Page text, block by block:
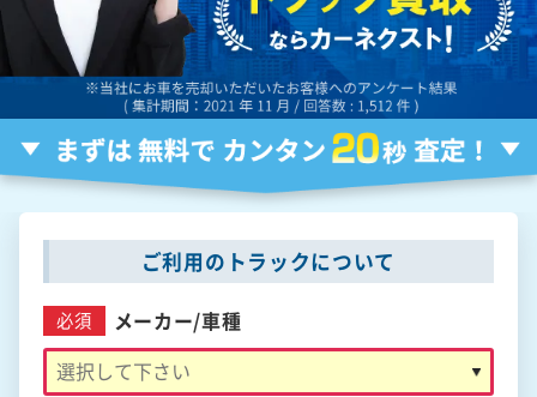
ご利用のトラックについて
必須 メーカー/車種